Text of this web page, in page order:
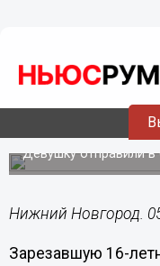
05.08.202317:44
Суд избрал
подростка 21-
Девушку отправили в
Нижний Новгород.
Зарезавшую 16-